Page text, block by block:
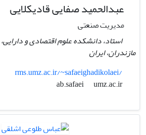
عبدالحمید صفایی قادیکلایی
مدیریت صنعتی
استاد، دانشکده علوم اقتصادی و
مازندران،‌ ایران
rms.umz.ac.ir/~safaeighadikolaei/
ab.safaei
umz.ac.ir